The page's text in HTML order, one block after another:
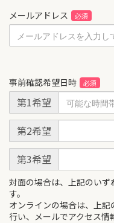
メールアドレス
事前確認希望日時
第1希望
第2希望
第3希望
対面の場合は、上記のい
す。
オンラインの場合は、上
行い、メールでアクセス情